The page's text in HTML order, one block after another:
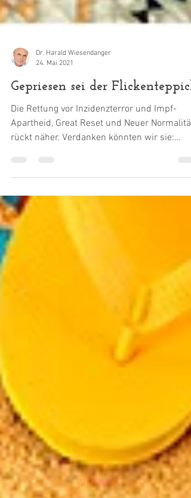
Dr. Harald Wiesendanger
24. Mai 2021
Gepriesen sei der Flickenteppich
Die Rettung vor Inzidenzterror und Impf-